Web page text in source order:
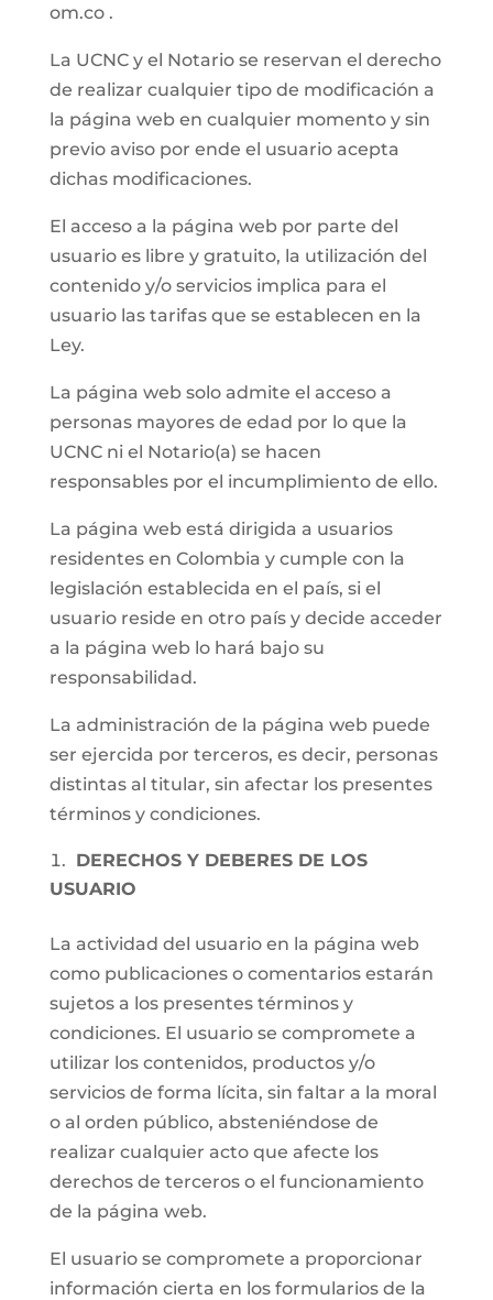
om.co .
La UCNC y el Notario se reservan el derecho
de realizar cualquier tipo de modificación a
la página web en cualquier momento y sin
previo aviso por ende el usuario acepta
dichas modificaciones.
El acceso a la página web por parte del
usuario es libre y gratuito, la utilización del
contenido y/o servicios implica para el
usuario las tarifas que se establecen en la
Ley.
La página web solo admite el acceso a
personas mayores de edad por lo que la
UCNC ni el Notario(a) se hacen
responsables por el incumplimiento de ello.
La página web está dirigida a usuarios
residentes en Colombia y cumple con la
legislación establecida en el país, si el
usuario reside en otro país y decide acceder
a la página web lo hará bajo su
responsabilidad.
La administración de la página web puede
ser ejercida por terceros, es decir, personas
distintas al titular, sin afectar los presentes
términos y condiciones.
DERECHOS Y DEBERES DE LOS
USUARIO
La actividad del usuario en la página web
como publicaciones o comentarios estarán
sujetos a los presentes términos y
condiciones. El usuario se compromete a
utilizar los contenidos, productos y/o
servicios de forma lícita, sin faltar a la moral
o al orden público, absteniéndose de
realizar cualquier acto que afecte los
derechos de terceros o el funcionamiento
de la página web.
El usuario se compromete a proporcionar
información cierta en los formularios de la